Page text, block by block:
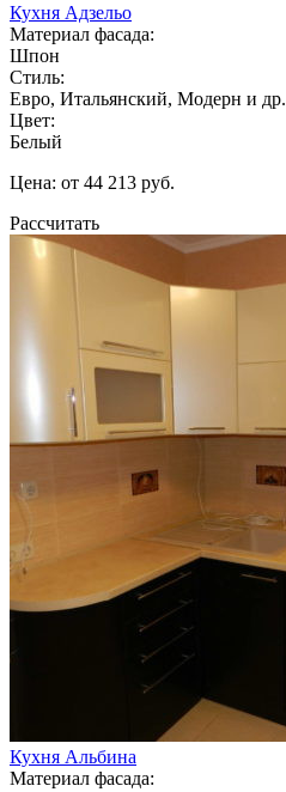
Кухня Адзельо
Материал фасада:
Шпон
Стиль:
Евро, Итальянский, Модерн и др.
Цвет:
Белый
Цена: от 44 213 руб.
Рассчитать
Кухня Альбина
Материал фасада: